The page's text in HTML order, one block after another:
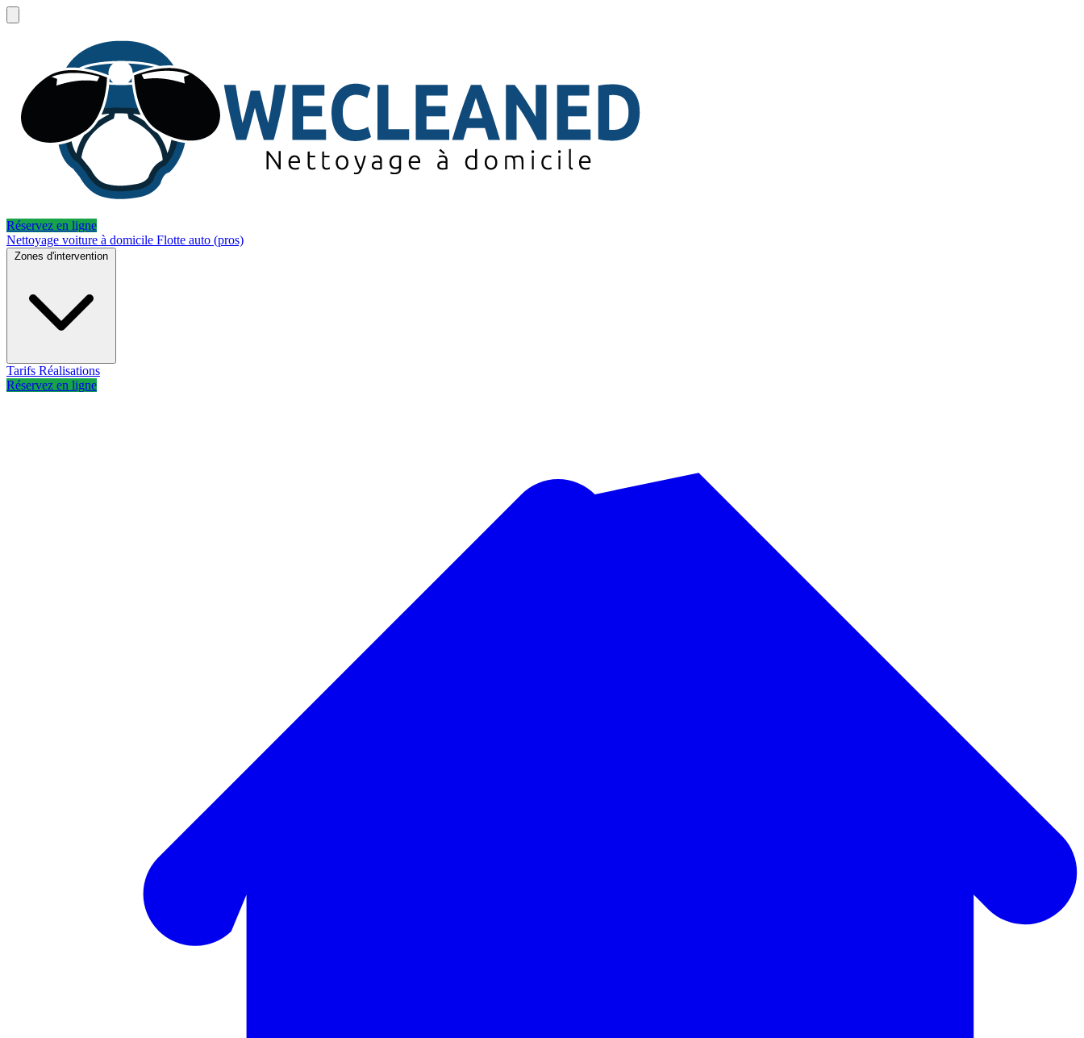
Réservez en ligne
Nettoyage voiture à domicile Flotte auto (pros)
Zones d'intervention
Tarifs Réalisations
Réservez en ligne